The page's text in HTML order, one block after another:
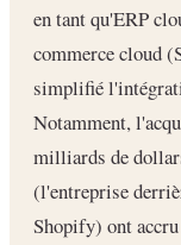
en tant qu'ERP
commerce cloud
simplifié
Notamment,
milliards de
(l'entreprise
Shopify) ont